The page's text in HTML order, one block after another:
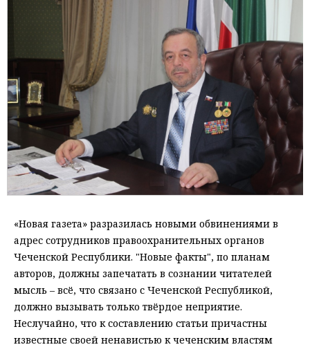
«Новая газета» разразилась новыми обвинениями в
адрес сотрудников правоохранительных органов
Чеченской Республики. "Новые факты", по планам
авторов, должны запечатать в сознании читателей
мысль – всё, что связано с Чеченской Республикой,
должно вызывать только твёрдое неприятие.
Неслучайно, что к составлению статьи причастны
известные своей ненавистью к чеченским властям